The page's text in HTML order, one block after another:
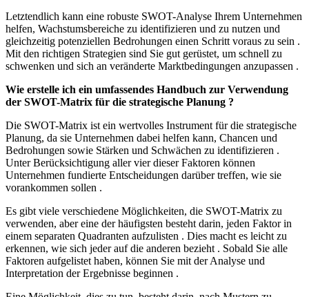
Letztendlich kann eine robuste SWOT-Analyse Ihrem Unternehmen
helfen, Wachstumsbereiche zu identifizieren und zu nutzen und
gleichzeitig potenziellen Bedrohungen einen Schritt voraus zu sein .
Mit den richtigen Strategien sind Sie gut gerüstet, um schnell zu
schwenken und sich an veränderte Marktbedingungen anzupassen .
Wie erstelle ich ein umfassendes Handbuch zur Verwendung
der SWOT-Matrix für die strategische Planung ?
Die SWOT-Matrix ist ein wertvolles Instrument für die strategische
Planung, da sie Unternehmen dabei helfen kann, Chancen und
Bedrohungen sowie Stärken und Schwächen zu identifizieren .
Unter Berücksichtigung aller vier dieser Faktoren können
Unternehmen fundierte Entscheidungen darüber treffen, wie sie
vorankommen sollen .
Es gibt viele verschiedene Möglichkeiten, die SWOT-Matrix zu
verwenden, aber eine der häufigsten besteht darin, jeden Faktor in
einem separaten Quadranten aufzulisten . Dies macht es leicht zu
erkennen, wie sich jeder auf die anderen bezieht . Sobald Sie alle
Faktoren aufgelistet haben, können Sie mit der Analyse und
Interpretation der Ergebnisse beginnen .